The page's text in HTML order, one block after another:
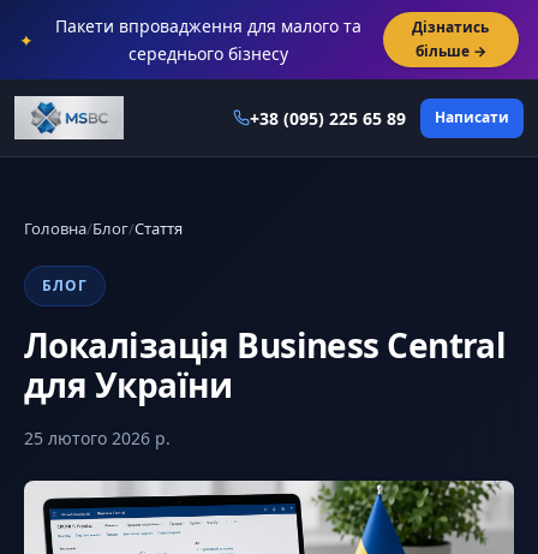
✦
Пакети впровадження для малого та
середнього бізнесу
Дізнатись
більше →
+38 (095) 225 65 89 Написати
Головна/Блог/Стаття
БЛОГ
Локалізація Business Central
для України
25 лютого 2026 р.